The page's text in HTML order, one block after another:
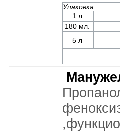
Упаковка
1 л
180 мл.
5 л